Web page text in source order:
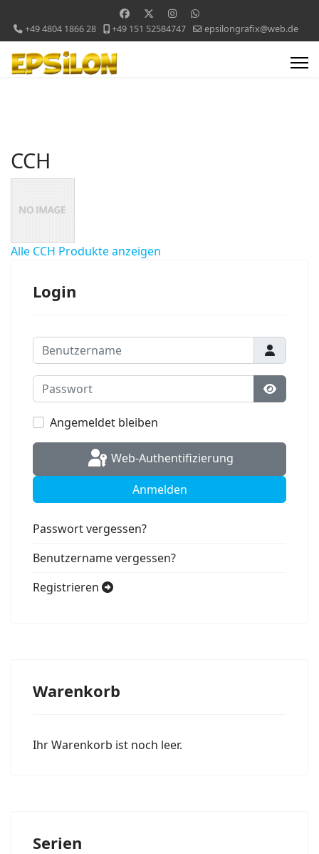
+49 4804 1866 28 +49 151 52584747 epsilongrafix@web.de
CCH
Alle CCH Produkte anzeigen
Login
Benutzername
Passwort
Angemeldet bleiben
Web-Authentifizierung
Anmelden
Passwort vergessen?
Benutzername vergessen?
Registrieren
Warenkorb
Ihr Warenkorb ist noch leer.
Serien